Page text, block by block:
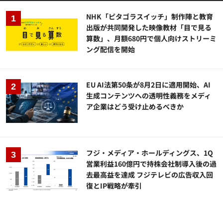
NHK「ピタゴラスイッチ」制作陣と教育
出版が共同開発した映像教材「目で見る
算数」、月額680円で個人向けストリーミ
ング配信を開始
EU AI法第50条が8月2日に適用開始、AI
生成コンテンツへの透明性義務をメディ
ア企業はどう受け止めるべきか
フジ・メディア・ホールディングス、1Q
営業利益160億円で持株会社制導入後の過
去最高益を達成 フジテレビの広告収入回
復とIP戦略が牽引